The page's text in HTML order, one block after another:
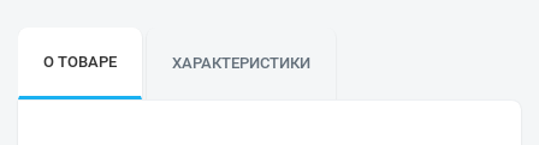
О ТОВАРЕ ХАРАКТЕРИСТИКИ